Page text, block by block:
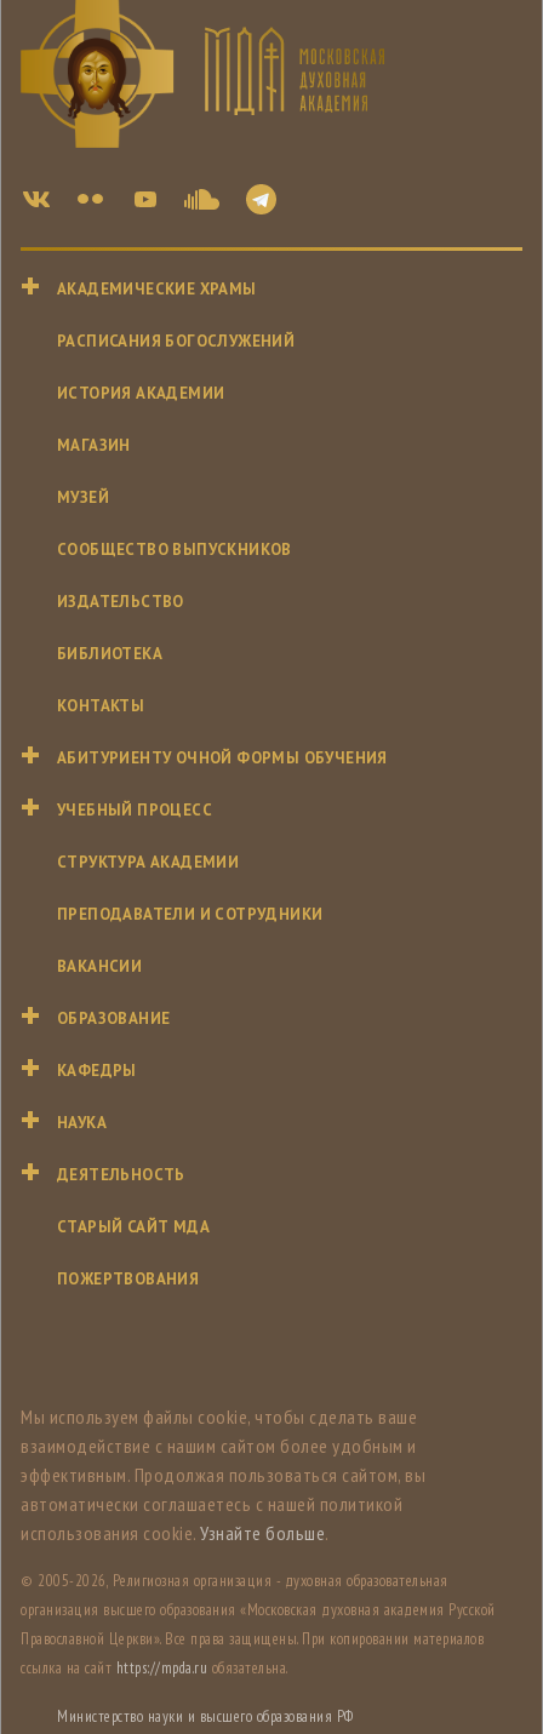
АКАДЕМИЧЕСКИЕ ХРАМЫ
РАСПИСАНИЯ БОГОСЛУЖЕНИЙ
ИСТОРИЯ АКАДЕМИИ
МАГАЗИН
МУЗЕЙ
СООБЩЕСТВО ВЫПУСКНИКОВ
ИЗДАТЕЛЬСТВО
БИБЛИОТЕКА
КОНТАКТЫ
АБИТУРИЕНТУ ОЧНОЙ ФОРМЫ ОБУЧЕНИЯ
УЧЕБНЫЙ ПРОЦЕСС
СТРУКТУРА АКАДЕМИИ
ПРЕПОДАВАТЕЛИ И СОТРУДНИКИ
ВАКАНСИИ
ОБРАЗОВАНИЕ
КАФЕДРЫ
НАУКА
ДЕЯТЕЛЬНОСТЬ
СТАРЫЙ САЙТ МДА
ПОЖЕРТВОВАНИЯ
Мы используем файлы cookie, чтобы сделать ваше
взаимодействие с нашим сайтом более удобным и
эффективным. Продолжая пользоваться сайтом, вы
автоматически соглашаетесь с нашей политикой
использования cookie. Узнайте больше.
© 2005-2026, Религиозная организация - духовная образовательная
организация высшего образования «Московская духовная академия Русской
Православной Церкви». Все права защищены. При копировании материалов
ссылка на сайт https://mpda.ru обязательна.
Министерство науки и высшего образования РФ